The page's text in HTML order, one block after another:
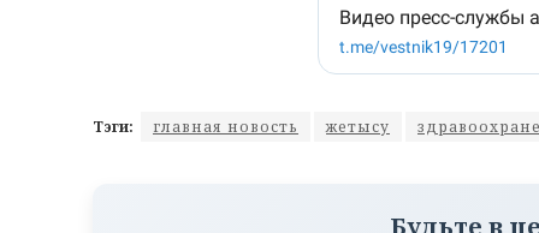
Тэги: главная новость жетысу
Будьте в